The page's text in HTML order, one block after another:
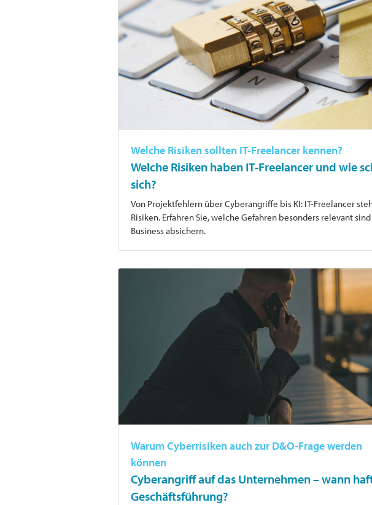
Welche Risiken sollten IT-Freelancer kennen?
Welche Risiken haben IT-Freelancer und wie
sich?
Von Projektfehlern über Cyberangriffe bis KI: IT-Freelancer
Risiken. Erfahren Sie, welche Gefahren besonders relevant
Business absichern.
Warum Cyberrisiken auch zur D&O-Frage werden
können
Cyberangriff auf das Unternehmen – wann
Geschäftsführung?